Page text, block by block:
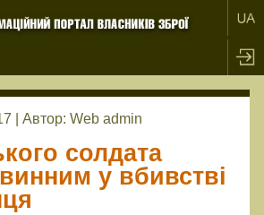
| Автор: Web admin
солдата
у вбивстві